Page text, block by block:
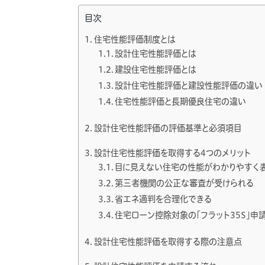
目次
住宅性能評価制度とは
設計住宅性能評価とは
建設住宅性能評価とは
設計住宅性能評価と建設性能評価の違い
住宅性能評価と長期優良住宅の違い
設計住宅性能評価の評価基準と必須項目
設計住宅性能評価を取得する4つのメリット
目に見えない住宅の性能がわかりやすく
第三者機関の公正な審査が受けられる
省エネ適判を合理化できる
住宅ローン控除対象の「フラット35S」
設計住宅性能評価を取得する際の注意点